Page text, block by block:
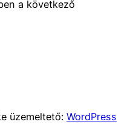
a következő
üzemeltető: WordPress